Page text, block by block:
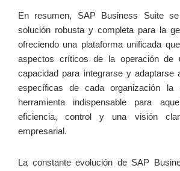
En resumen, SAP Business ‍Suite
solución robusta y ⁢completa para la
ofreciendo una plataforma unificada⁣
aspectos críticos de la operación de
capacidad⁤ para integrarse ‌y adaptarse
específicas de⁤ cada organización la
herramienta indispensable para
eficiencia, control⁣ y una visión
empresarial.
La constante evolución de SAP